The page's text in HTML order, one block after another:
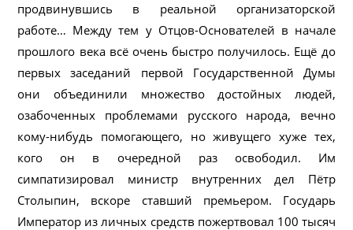
продвинувшись в реальной организаторской
работе… Между тем у Отцов-Основателей в начале
прошлого века всё очень быстро получилось. Ещё до
первых заседаний первой Государственной Думы
они объединили множество достойных людей,
озабоченных проблемами русского народа, вечно
кому-нибудь помогающего, но живущего хуже тех,
кого он в очередной раз освободил. Им
симпатизировал министр внутренних дел Пётр
Столыпин, вскоре ставший премьером. Государь
Император из личных средств пожертвовал 100 тысяч